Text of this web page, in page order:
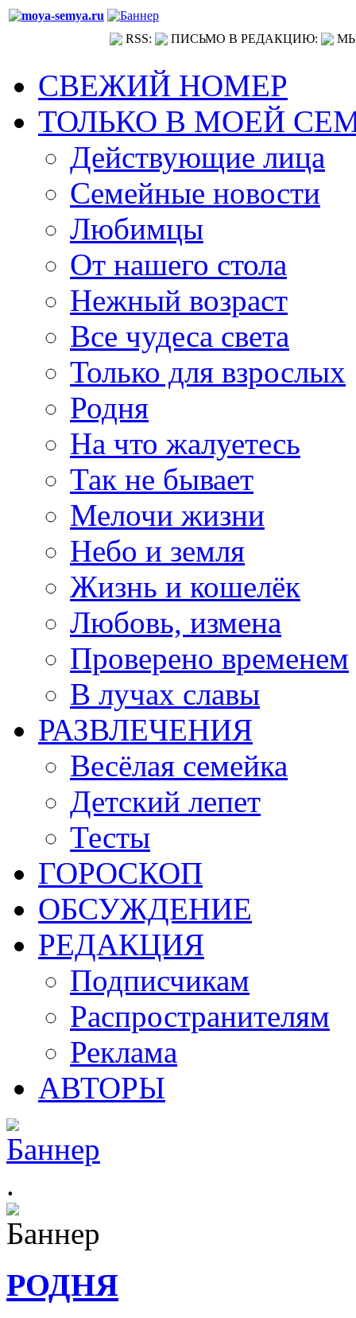
RSS: ПИСЬМО В РЕДАКЦИЮ:
СВЕЖИЙ НОМЕР
ТОЛЬКО В МОЕЙ
Действующие лица
Семейные новости
Любимцы
От нашего стола
Нежный возраст
Все чудеса света
Только для взрослых
Родня
На что жалуетесь
Так не бывает
Мелочи жизни
Небо и земля
Жизнь и кошелёк
Любовь, измена
Проверено временем
В лучах славы
РАЗВЛЕЧЕНИЯ
Весёлая семейка
Детский лепет
Тесты
ГОРОСКОП
ОБСУЖДЕНИЕ
РЕДАКЦИЯ
Подписчикам
Распространителям
Реклама
АВТОРЫ
.
РОДНЯ